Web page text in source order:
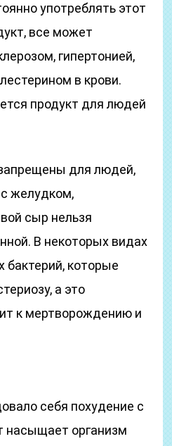
употреблять этот
все может
гипертонией,
в крови.
продукт для людей
для людей,
желудком,
сыр нельзя
В некоторых видах
бактерий, которые
а это
к мертворождению и
себя похудение с
насыщает организм